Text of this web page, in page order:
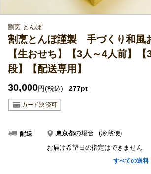
割烹 とんぼ
割烹とんぼ謹製 手づくり和風
【生おせち】【3人～4人前】
段】【配送専用】
30,000円(税込) 277pt
配送 東京都の場合
(冷蔵便)
お届け希望日の指定はできません
すべての送料